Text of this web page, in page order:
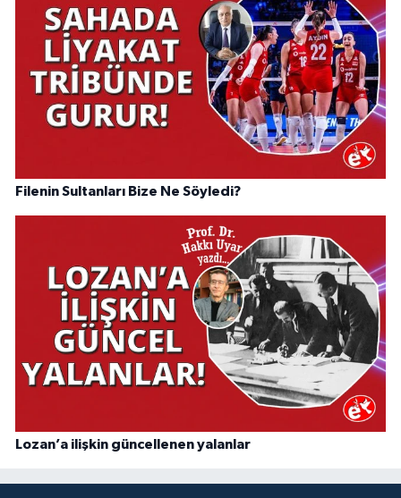
Filenin Sultanları Bize Ne Söyledi?
Lozan’a ilişkin güncellenen yalanlar